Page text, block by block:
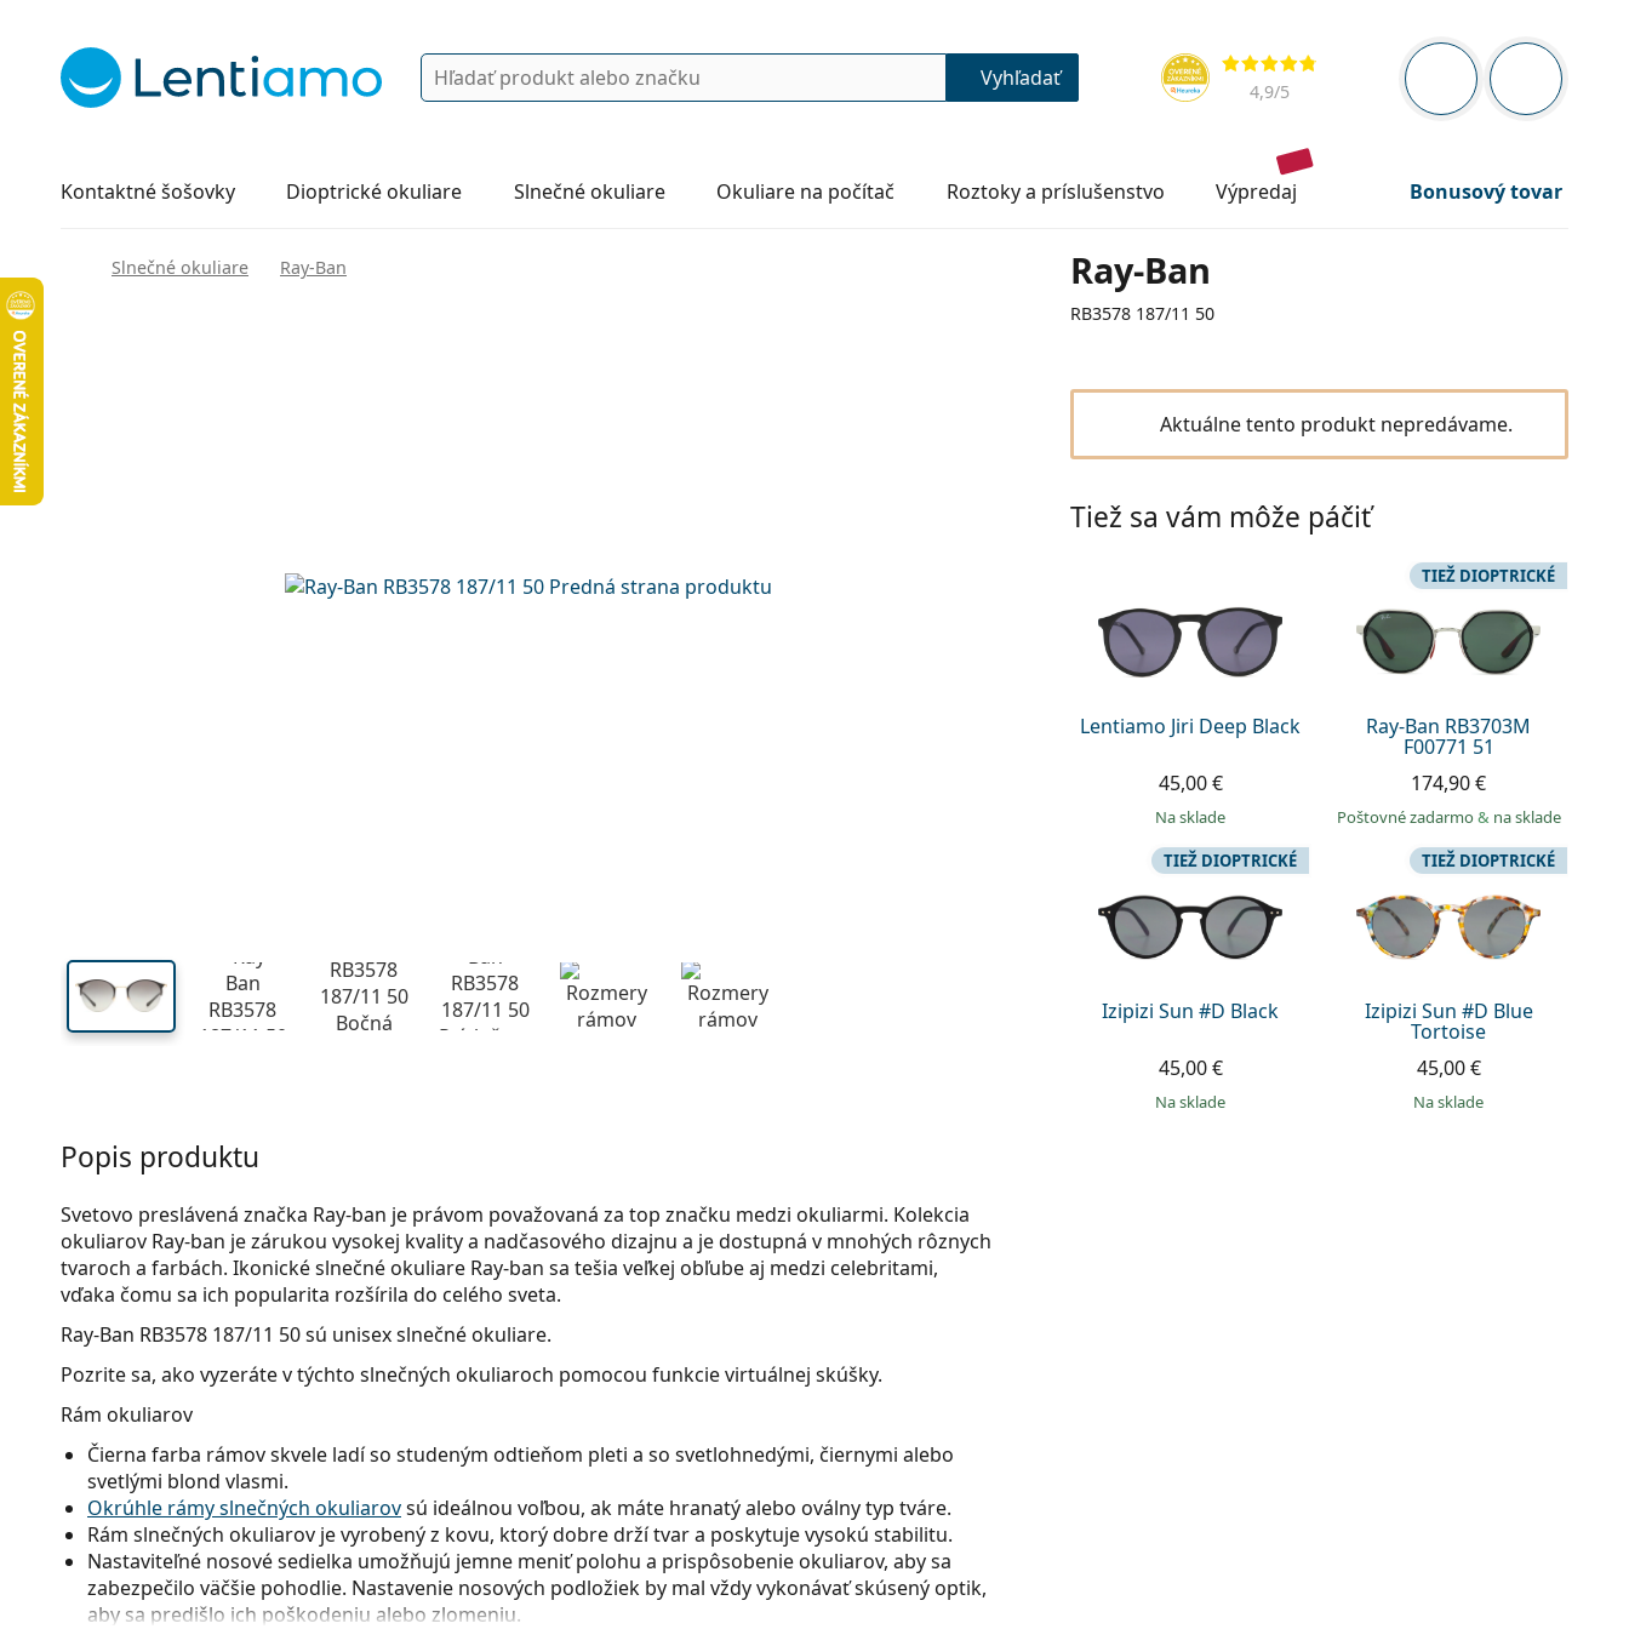
Navigačný panel
ste prihláseníNákupný
Hodnotenia
4,9/5
Vyhľadávanie Vyhľadať
Kontaktné šošovky
Roztoky Dioptrické okuliare Slnečné okuliare Okuliare na počítač Roztoky a príslušenstvo výpredaj Bonusový tovar
Všetko o nákupe
Ray-Ban
RB3578 187/11 50
Slnečné okuliare Ray-Ban
Aktuálne tento produkt nepredávame.
Tiež sa vám môže páčiť
Lentiamo Jiri Deep Black
45,00 €
na sklade
Ray-Ban RB3703M
F00771 51
TIEŽ DIOPTRICKÉ
174,90 €
Poštovné zadarmo& na sklade
Izipizi Sun #D Black
TIEŽ DIOPTRICKÉ
45,00 €
na sklade
Izipizi Sun #D Blue
Tortoise
TIEŽ DIOPTRICKÉ
45,00 €
na sklade
Popis produktu
Svetovo preslávená značka Ray-ban je právom považovaná za top značku medzi okuliarmi. Kolekcia
okuliarov Ray-ban je zárukou vysokej kvality a nadčasového dizajnu a je dostupná v mnohých rôznych
tvaroch a farbách. Ikonické slnečné okuliare Ray-ban sa tešia veľkej obľube aj medzi celebritami,
vďaka čomu sa ich popularita rozšírila do celého sveta.
Ray-Ban RB3578 187/11 50sú unisex slnečné okuliare.
Pozrite sa, ako vyzeráte v týchto slnečných okuliaroch pomocou funkcie virtuálnej skúšky.
Rám okuliarov
Čierna farba rámov skvele ladí so studeným odtieňom pleti a so svetlohnedými, čiernymi alebo
svetlými blond vlasmi.
Okrúhle rámy slnečných okuliarovsú ideálnou voľbou, ak máte hranatý alebo oválny typ tváre.
Rám slnečných okuliarov je vyrobený z kovu, ktorý dobre drží tvar a poskytuje vysokú stabilitu.
Nastaviteľné nosové sedielka umožňujú jemne meniť polohu a prispôsobenie okuliarov, aby sa
zabezpečilo väčšie pohodlie. Nastavenie nosových podložiek by mal vždy vykonávať skúsený optik,
aby sa predišlo ich poškodeniu alebo zlomeniu.